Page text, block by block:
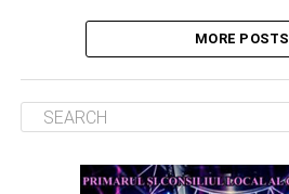
MORE POSTS